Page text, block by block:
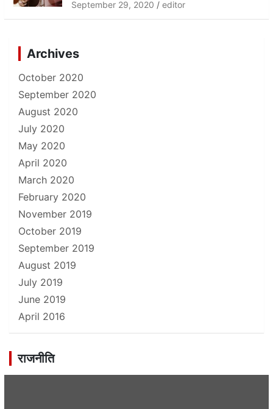
September 29, 2020 editor
Archives
October 2020
September 2020
August 2020
July 2020
May 2020
April 2020
March 2020
February 2020
November 2019
October 2019
September 2019
August 2019
July 2019
June 2019
April 2016
राजनीति